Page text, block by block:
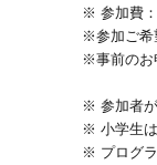
※ 参加費
※参加ご希
※事前のお
※ 参加者が
※ 小学生は
※ プログ